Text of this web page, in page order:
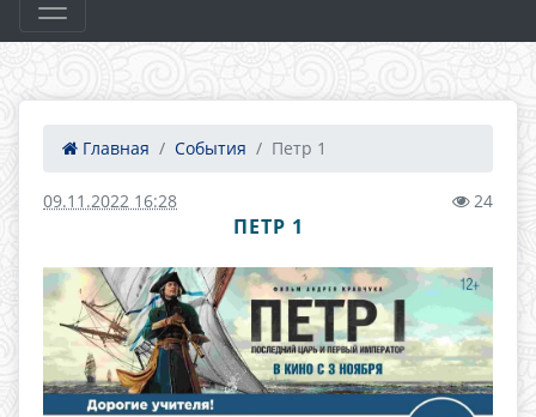
Главная События Петр 1
09.11.2022 16:28 24
ПЕТР 1